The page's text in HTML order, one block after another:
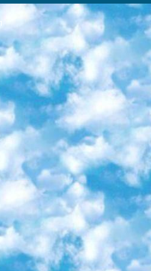
География 10 бесплатных образовательных ресурсов - Мы составили подборку онлайн-проектов с интерактивными упражнениями, видеолекциями и статьями. Они помогут вам обрести новые и освежить старые знания бесплатно. 1. «ИНТУИТ» Старейшая образовательная площадка Рунета. Здесь вы найдёте сотни текстовых и видеокурсов на десятки различных тем — от программирования до психологии. Многие курсы подготовлены российскими университетами и крупными международными компаниями вроде Intel и Microsoft. Самостоятельное обучение бесплатное, но желающие могут оплатить услуги персональных наставников. 2. «Смартия» знакомит с актуальными профессиями и подсказывает, как им обучаться. Выбрав заинтересовавшую вас специальность — SMM-специалист, фотограф, веб-дизайнер или другую, — увидите список необходимых для неё умений. Чтобы вы могли освоить их самостоятельно, для каждого умения площадка отображает подборку ссылок на учебные материалы. Хотя «Смартия» ориентируется на русскоязычную аудиторию, часть контента всё же доступна только на английском. 3. «Лекторий Физтеха» Проект Московского физико-технического института (Физтеха). С его помощью вы можете смотреть онлайн серии лекций, записанные на видео в этом вузе. В числе доступных предметов — физика, биология, химия, информационные технологии и другие. К некоторым лекциям администрация ресурса прилагает готовые конспекты, которые можно скачивать в PDF-формате. 4. ITMOcourses Онлайн-площадка Санкт-Петербургского национального исследовательского университета информационных технологий, механики и оптики (ИТМО). Ресурс предоставляет свободный доступ к курсам, разработанным в этом вузе. Каталог материалов разбит на четыре категории: «Оптические системы и технологии», «Приборостроение и робототехника», «Информационные технологии» и «Биотехнологии». Курсы состоят из видеолекций, интерактивных демонстраций и заданий. 5. «КиберЛенинка» Электронная научная библиотека открытого доступа. Каталог площадки регулярно обрастает текстами статей из различных научных изданий. Сгруппированные по журналам и рубрикам публикации можно читать онлайн или скачивать целиком в PDF-формате. Проект нацелен на популяризацию науки за счёт открытого доступа к качественной информации. 6. «ПостНаука» На этом ресурсе публикуют подборки видеолекций, составленные экспертами из разных отраслей и объединённые общими темами. Среди них, к примеру, есть серии «Биоинформатика и геномика», «Культура средневековой Скандинавии» и Cinema Studies о теории кино. Каждая подборка лекций — логически связанная история, рассказанная экспертом от первого лица. Кроме того, на сайте появляются научно-образовательные статьи и тесты на разные темы. 7. «Newочём» Команда проекта «Newочём» отбирает самые интересные тексты из англоязычных СМИ и переводит те из них, за которые голосуют участники сообщества «ВКонтакте». По большей части это научно-популярные статьи. Редакторы придумывают лишь заголовки, в остальном содержание переводов соответствует оригиналам. Полные тексты можно читать прямо в социальной сети. 8. InternetUrok Онлайн-база материалов по основным дисциплинам школьной программы. Информация на сайте структурирована по классам, предметам и темам (урокам). Каждый урок состоит из видеолекций и конспектов. Есть также интерактивные тренажёры и тесты для закрепления пройденного материала. Даже если вы давно окончили школу, возможность повторить программу старших классов всегда может пригодиться. 9. Edutainme Ещё один ресурс об образовании. В отличие от Newtonew, как мне кажется, Edutainme больше ориентируется на представителей индустрии: педагогов, предпринимателей, разработчиков образовательных проектов. Но и любой, кто просто стремится к саморазвитию, найдёт на сайте много полезного и интересного для себя. Например, информацию о новых курсах и образовательных сервисах. 10. Newtonew Онлайн-медиа об образовании и обучении в широком смысле. Авторы Newtonew пишут об инструментах, заведениях, тактиках и стратегиях, которые помогают учить других и получать новые знания самостоятельно. На этой площадке вы найдёте новости, обзоры, аналитические мат